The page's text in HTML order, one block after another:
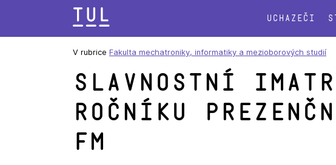
text
Uchazeči
V rubrice Fakulta mechatroniky, informatiky a mezioborových studií
Slavnostní
ročníku
FM